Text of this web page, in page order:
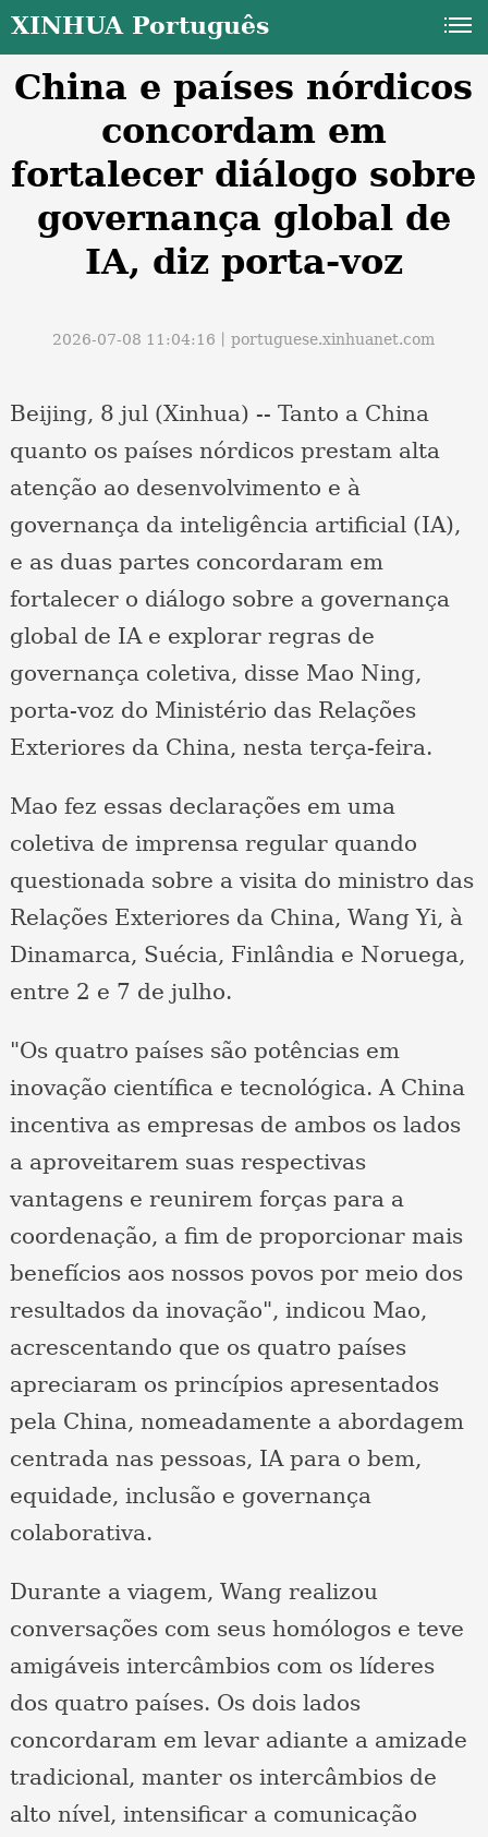
XINHUA Português
China e países nórdicos
concordam em
fortalecer diálogo sobre
governança global de
IA, diz porta-voz
2026-07-08 11:04:16丨portuguese.xinhuanet.com
Beijing, 8 jul (Xinhua) -- Tanto a China
quanto os países nórdicos prestam alta
atenção ao desenvolvimento e à
governança da inteligência artificial (IA),
e as duas partes concordaram em
fortalecer o diálogo sobre a governança
global de IA e explorar regras de
governança coletiva, disse Mao Ning,
porta-voz do Ministério das Relações
Exteriores da China, nesta terça-feira.
Mao fez essas declarações em uma
coletiva de imprensa regular quando
questionada sobre a visita do ministro das
Relações Exteriores da China, Wang Yi, à
Dinamarca, Suécia, Finlândia e Noruega,
entre 2 e 7 de julho.
"Os quatro países são potências em
inovação científica e tecnológica. A China
incentiva as empresas de ambos os lados
a aproveitarem suas respectivas
vantagens e reunirem forças para a
coordenação, a fim de proporcionar mais
benefícios aos nossos povos por meio dos
resultados da inovação", indicou Mao,
acrescentando que os quatro países
apreciaram os princípios apresentados
pela China, nomeadamente a abordagem
centrada nas pessoas, IA para o bem,
equidade, inclusão e governança
colaborativa.
Durante a viagem, Wang realizou
conversações com seus homólogos e teve
amigáveis intercâmbios com os líderes
dos quatro países. Os dois lados
concordaram em levar adiante a amizade
tradicional, manter os intercâmbios de
alto nível, intensificar a comunicação